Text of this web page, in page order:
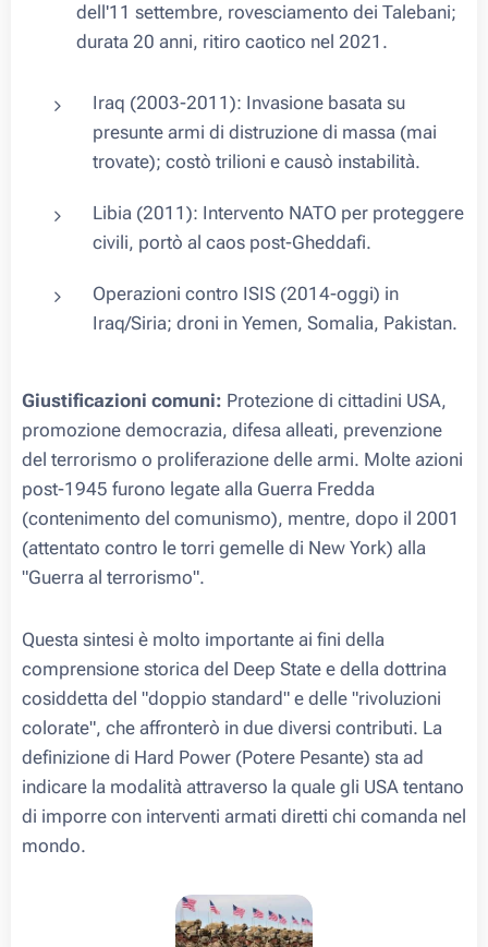
dell'11 settembre, rovesciamento dei Talebani;
durata 20 anni, ritiro caotico nel 2021.
Iraq (2003-2011): Invasione basata su
presunte armi di distruzione di massa (mai
trovate); costò trilioni e causò instabilità.
Libia (2011): Intervento NATO per proteggere
civili, portò al caos post-Gheddafi.
Operazioni contro ISIS (2014-oggi) in
Iraq/Siria; droni in Yemen, Somalia, Pakistan.
Giustificazioni comuni: Protezione di cittadini USA,
promozione democrazia, difesa alleati, prevenzione
del terrorismo o proliferazione delle armi. Molte azioni
post-1945 furono legate alla Guerra Fredda
(contenimento del comunismo), mentre, dopo il 2001
(attentato contro le torri gemelle di New York) alla
"Guerra al terrorismo".
Questa sintesi è molto importante ai fini della
comprensione storica del Deep State e della dottrina
cosiddetta del "doppio standard" e delle "rivoluzioni
colorate", che affronterò in due diversi contributi. La
definizione di Hard Power (Potere Pesante) sta ad
indicare la modalità attraverso la quale gli USA tentano
di imporre con interventi armati diretti chi comanda nel
mondo.